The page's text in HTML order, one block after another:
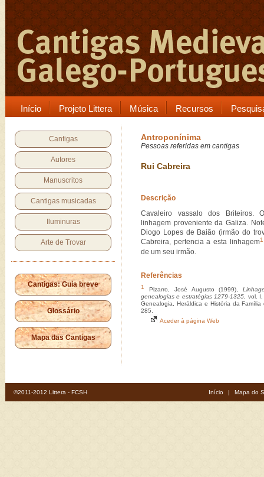
Início Projeto Littera Música Recursos
Cantigas
Autores
Manuscritos
Cantigas musicadas
Iluminuras
Arte de Trovar
Cantigas: Guia breve
Glossário
Mapa das Cantigas
Antroponínima
Pessoas referidas em cantigas
Rui Cabreira
Descrição
Cavaleiro vassalo dos Briteiros.
linhagem proveniente da Galiza.
Diogo Lopes de Baião (irmão do
Cabreira, pertencia a esta linhagem1
de um seu irmão.
Referências
1 Pizarro, José Augusto (1999),
genealogias e estratégias 1279-1325 , vol.
Genealogia, Heráldica e História da
285.
Aceder à página Web
©2011-2012 Littera - FCSH Início | Mapa do